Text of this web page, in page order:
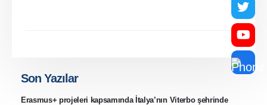
Son Yazılar
Erasmus+ projeleri kapsamında İtalya’nın Viterbo şehrinde